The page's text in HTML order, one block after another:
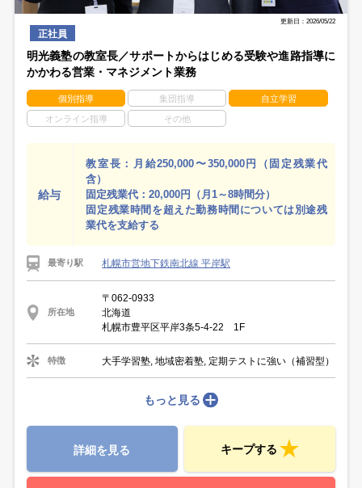
更新日：2026/05/22
正社員
明光義塾の教室長／サポートからはじめる受験や進路指導に
かかわる営業・マネジメント業務
個別指導 集団指導 自立学習
オンライン指導 その他
給与
教室長：月給250,000〜350,000円（固定残業代
含）
固定残業代：20,000円（月1～8時間分）
固定残業時間を超えた勤務時間については別途残
業代を支給する
最寄り駅 札幌市営地下鉄南北線 平岸駅
所在地
〒062-0933
北海道
札幌市豊平区平岸3条5-4-22 1F
特徴 大手学習塾, 地域密着塾, 定期テストに強い（補習型）
もっと見る
詳細を見る キープする